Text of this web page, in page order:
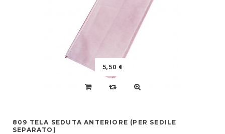
5,50 €
809 TELA SEDUTA ANTERIORE (PER SEDILE
SEPARATO)